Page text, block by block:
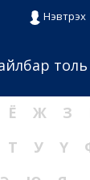
Нэвтрэх
толь
Ё Ж З
Т У Ү